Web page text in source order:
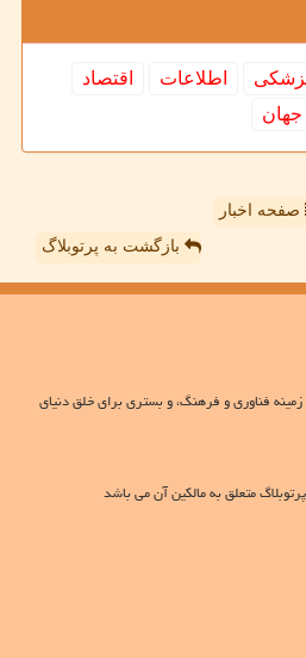
اطلاعات
اقتصاد
جهان
صفحه اخبار
بازگشت به پرتوبلاگ
زمینه فناوری و فرهنگ، و بستری برای خلق دنیای